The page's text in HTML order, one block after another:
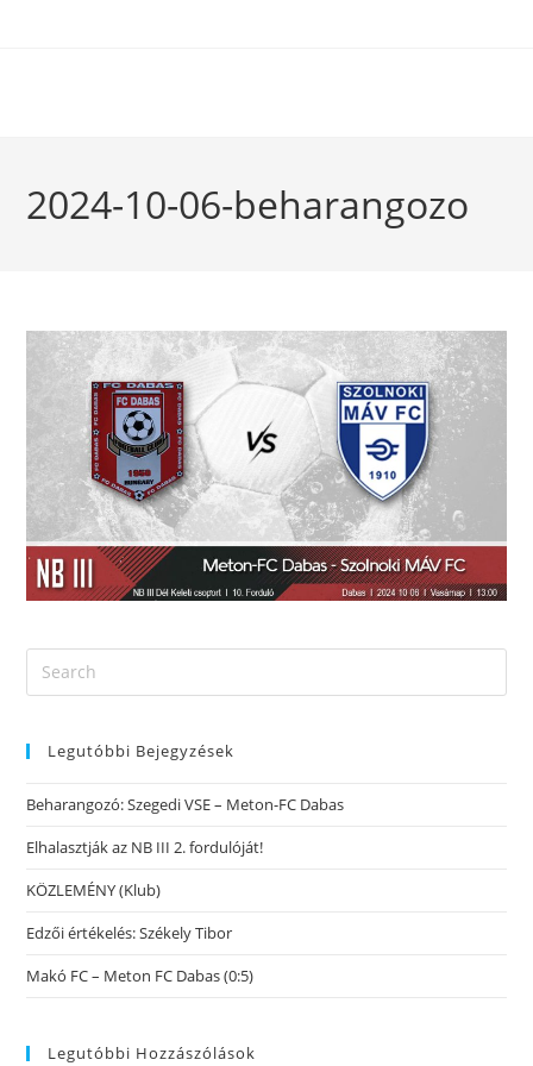
2024-10-06-beharangozo
Legutóbbi Bejegyzések
Beharangozó: Szegedi VSE – Meton-FC Dabas
Elhalasztják az NB III 2. fordulóját!
KÖZLEMÉNY (Klub)
Edzői értékelés: Székely Tibor
Makó FC – Meton FC Dabas (0:5)
Legutóbbi Hozzászólások